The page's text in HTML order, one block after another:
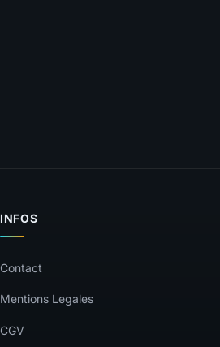
INFOS
Contact
Mentions Legales
CGV